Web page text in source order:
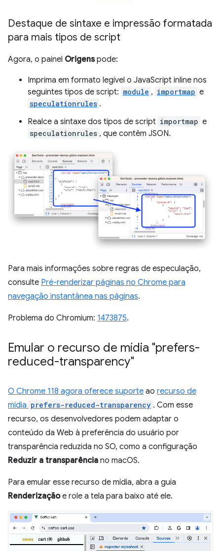
Destaque de sintaxe e impressão formatada
para mais tipos de script
Agora, o painel Origenspode:
Imprima em formato legível o JavaScript inline nos
seguintes tipos de script: module , importmap e
speculationrules .
Realce a sintaxe dos tipos de script importmap e
speculationrules , que contêm JSON.
Para mais informações sobre regras de especulação,
consulte Pré-renderizar páginas no Chrome para
navegação instantânea nas páginas.
Problema do Chromium: 1473875.
Emular o recurso de mídia "prefers-
reduced-transparency"
O Chrome 118 agora oferece suporte ao recurso de
mídia prefers-reduced-transparency . Com esse
recurso, os desenvolvedores podem adaptar o
conteúdo da Web à preferência do usuário por
transparência reduzida no SO, como a configuração
Reduzir a transparência no macOS.
Para emular esse recurso de mídia, abra a guia
Renderizaçãoe role a tela para baixo até ele.